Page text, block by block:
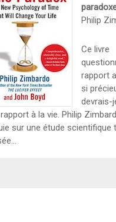
Philip
Ce livre
rapport
si
devrais-
à la vie. Philip
sur une étude scientifique